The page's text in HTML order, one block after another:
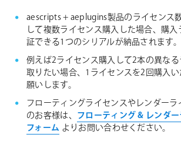
aescripts + aeplugins製品のライセンス
して複数ライセンス購入した場合、購
証できる1つのシリアルが納品されます。
例えば2ライセンス購入して2本の異な
取りたい場合、1ライセンスを2回購入
願いします。
フローティングライセンスやレンダー
のお客様は、 フローティング & レンダ
フォーム よりお問い合わせください。